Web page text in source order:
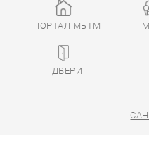
ПОРТАЛ МБТМ
ДВЕРИ